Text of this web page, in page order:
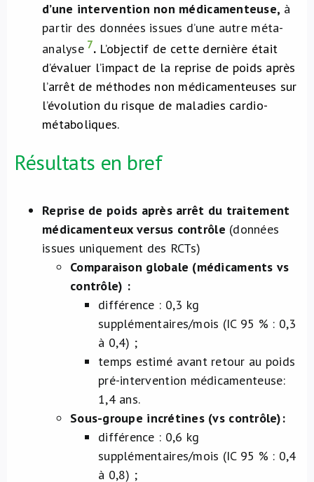
d’une intervention non médicamenteuse, à
partir des données issues d’une autre méta-
analyse 7. L’objectif de cette dernière était
d’évaluer l’impact de la reprise de poids après
l’arrêt de méthodes non médicamenteuses sur
l’évolution du risque de maladies cardio-
métaboliques.
Résultats en bref
Reprise de poids après arrêt du traitement
médicamenteux versus contrôle (données
issues uniquement des RCTs)
Comparaison globale (médicaments vs
contrôle) :
différence : 0,3 kg
supplémentaires/mois (IC 95 % : 0,3
à 0,4) ;
temps estimé avant retour au poids
pré-intervention médicamenteuse:
1,4 ans.
Sous-groupe incrétines (vs contrôle):
différence : 0,6 kg
supplémentaires/mois (IC 95 % : 0,4
à 0,8) ;